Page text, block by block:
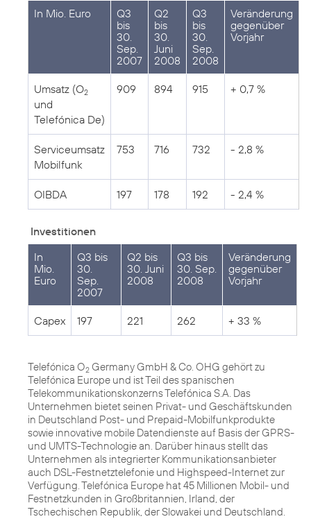
In Mio. Euro
Q3
bis
30.
Sep.
2007
Q2
bis
30.
Juni
2008
Q3
bis
30.
Sep.
2008
Veränderung
gegenüber
Vorjahr
Umsatz (O2
und
Telefónica De)
909 894 915 + 0,7 %
Serviceumsatz
Mobilfunk
753 716 732 - 2,8 %
OIBDA 197 178 192 - 2,4 %
Investitionen
In
Mio.
Euro
Q3 bis
30.
Sep.
2007
Q2 bis
30. Juni
2008
Q3 bis
30. Sep.
2008
Veränderung
gegenüber
Vorjahr
Capex 197 221 262 + 33 %
Telefónica O2 Germany GmbH & Co. OHG gehört zu
Telefónica Europe und ist Teil des spanischen
Telekommunikationskonzerns Telefónica S.A. Das
Unternehmen bietet seinen Privat- und Geschäftskunden
in Deutschland Post- und Prepaid-Mobilfunkprodukte
sowie innovative mobile Datendienste auf Basis der GPRS-
und UMTS-Technologie an. Darüber hinaus stellt das
Unternehmen als integrierter Kommunikationsanbieter
auch DSL-Festnetztelefonie und Highspeed-Internet zur
Verfügung. Telefónica Europe hat 45 Millionen Mobil- und
Festnetzkunden in Großbritannien, Irland, der
Tschechischen Republik, der Slowakei und Deutschland.